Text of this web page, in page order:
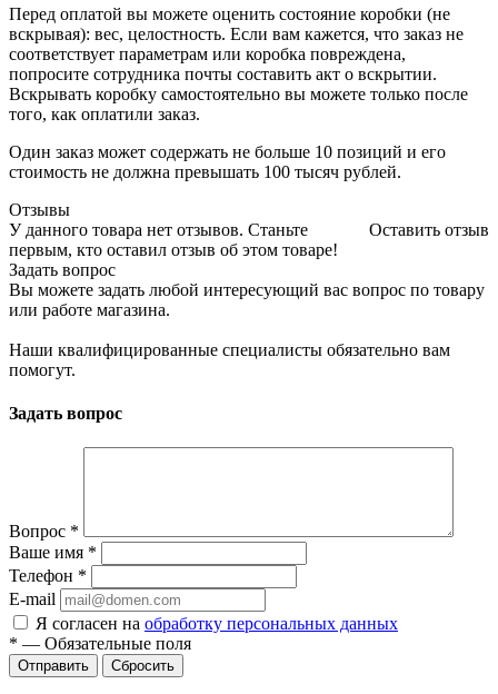
Перед оплатой вы можете оценить состояние коробки (не
вскрывая): вес, целостность. Если вам кажется, что заказ не
соответствует параметрам или коробка повреждена,
попросите сотрудника почты составить акт о вскрытии.
Вскрывать коробку самостоятельно вы можете только после
того, как оплатили заказ.
Один заказ может содержать не больше 10 позиций и его
стоимость не должна превышать 100 тысяч рублей.
Отзывы
Оставить отзыв
У данного товара нет отзывов. Станьте
первым, кто оставил отзыв об этом товаре!
Задать вопрос
Вы можете задать любой интересующий вас вопрос по товару
или работе магазина.
Наши квалифицированные специалисты обязательно вам
помогут.
Задать вопрос
Вопрос *
Ваше имя *
Телефон *
E-mail
Я согласен на обработку персональных данных
* — Обязательные поля
Отправить Сбросить